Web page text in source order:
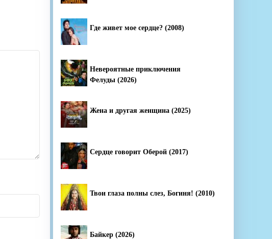
Где живет мое сердце? (2008)
Невероятные приключения
Фелуды (2026)
Жена и другая женщина (2025)
Сердце говорит Оберой (2017)
Твои глаза полны слез, Богиня! (2010)
Байкер (2026)